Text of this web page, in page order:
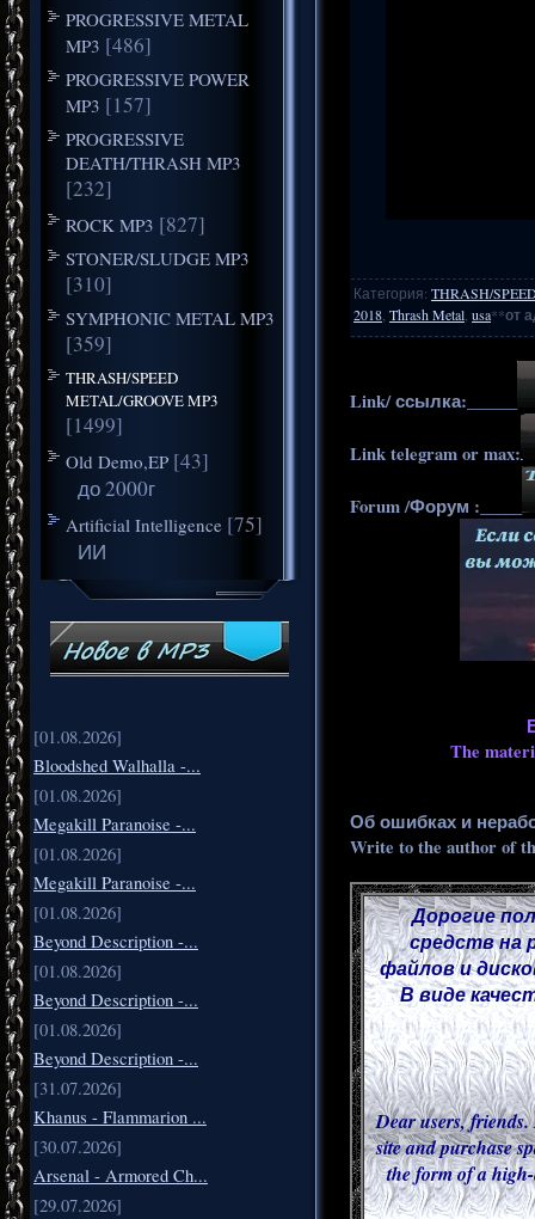
PROGRESSIVE METAL
MP3 [486]
PROGRESSIVE POWER
MP3 [157]
PROGRESSIVE
DEATH/THRASH MP3
[232]
ROCK MP3 [827]
STONER/SLUDGE MP3
[310]
SYMPHONIC METAL MP3
[359]
THRASH/SPEED
METAL/GROOVE MP3
[1499]
Old Demo,EP [43]
до 2000г
Artificial Intelligence [75]
ИИ
[01.08.2026]
Bloodshed Walhalla -...
[01.08.2026]
Megakill Paranoise -...
[01.08.2026]
Megakill Paranoise -...
[01.08.2026]
Beyond Description -...
[01.08.2026]
Beyond Description -...
[01.08.2026]
Beyond Description -...
[31.07.2026]
Khanus - Flammarion ...
[30.07.2026]
Arsenal - Armored Ch...
[29.07.2026]
Категория: THRASH/
2018 Thrash Metal usa**от
Link/ ссылка:______
Link telegram or max:
Forum /Форум :_____
The
Об ошибках и
Write to the author of
Дорогие
средств на
файлов и
В виде
Dear users,
site and purchase
the form of a